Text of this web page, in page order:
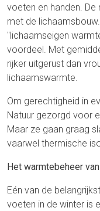
voeten en handen.
met de
"lichaamseigen
voordeel. Met
rijker uitgerust dan
lichaamswarmte.
Om gerechtigheid in
Natuur gezorgd voor
Maar ze gaan graag
vaarwel thermische
Het warmtebeheer
Eén van de
voeten in de winter is